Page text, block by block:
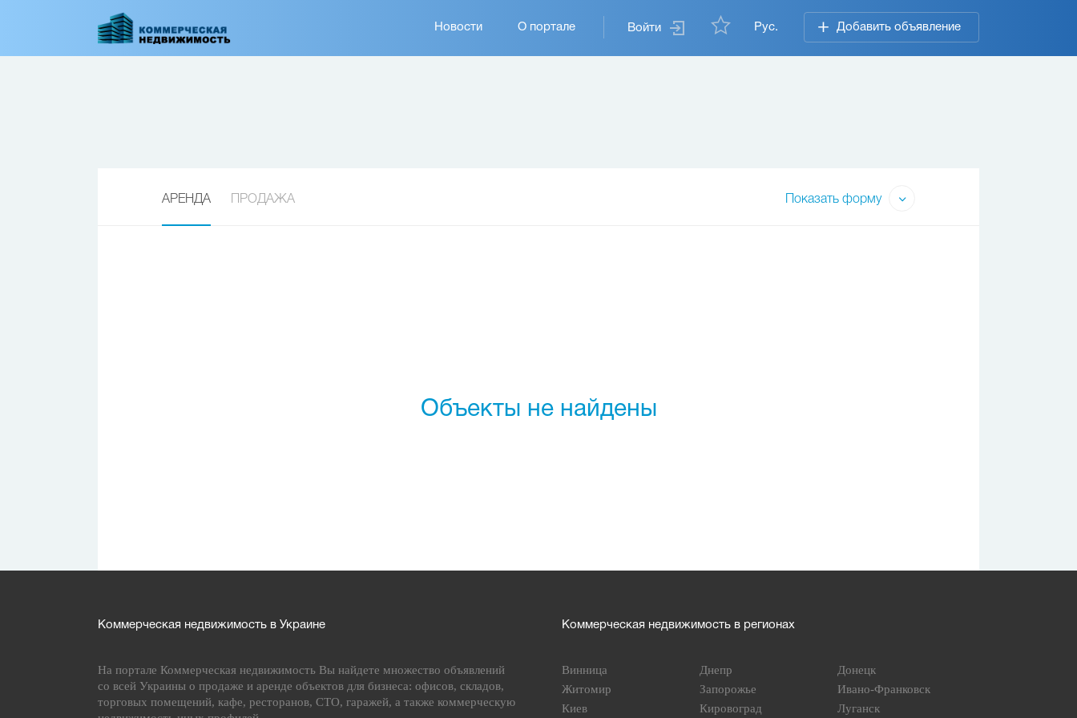
Войти Рус. Добавить объявление
Основная
навигация
Новости О портале
АРЕНДА ПРОДАЖА Показать форму
Объекты не найдены
Коммерческая недвижимость в Украине
На портале Коммерческая недвижимость Вы найдете множество объявлений
со всей Украины о продаже и аренде объектов для бизнеса: офисов, складов,
торговых помещений, кафе, ресторанов, СТО, гаражей, а также коммерческую
Коммерческая недвижимость в регионах
Винница Днепр
Донецк
Житомир
Запорожье
Ивано-Франковск
Киев
Кировоград Луганск